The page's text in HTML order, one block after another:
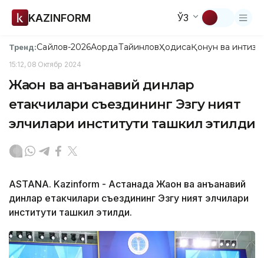
KAZINFORM ЎЗ
Тренд:Сайлов-2026АқордаТайинловҲодисаҚонун ва
15:12, 08 Октябр 2024
Жаҳон ва анъанавий динлар
етакчилари съездининг Эзгу ният
элчилари институти ташкил этилди
ASTANA. Kazinform - Астанада Жаҳон ва анъанавий
динлар етакчилари съездининг Эзгу ният элчилари
институти ташкил этилди.